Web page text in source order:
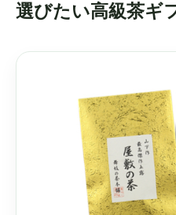
選びたい高級茶ギ